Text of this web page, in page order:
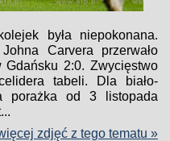
była niepokonana.
Carvera przerwało
Gdańsku 2:0. Zwycięstwo
tabeli. Dla biało-
porażka od 3 listopada
zdjęć z tego tematu »